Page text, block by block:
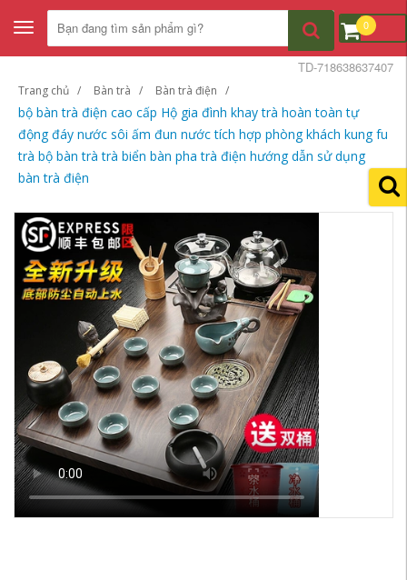
Toggle
navigation
0
Trang chủ Bàn trà Bàn trà điện
bộ bàn trà điện cao cấp Hộ gia đình khay trà hoàn toàn tự
động đáy nước sôi ấm đun nước tích hợp phòng khách kung fu
trà bộ bàn trà trà biển bàn pha trà điện hướng dẫn sử dụng
bàn trà điện
TD-718638637407